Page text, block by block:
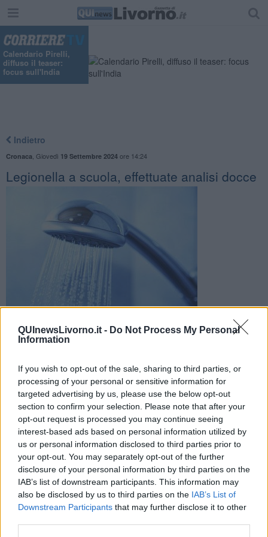
QUInewsLivorno.it - Do Not Process My Personal
Information
If you wish to opt-out of the sale, sharing to third parties, or
processing of your personal or sensitive information for
targeted advertising by us, please use the below opt-out
section to confirm your selection. Please note that after your
opt-out request is processed you may continue seeing
interest-based ads based on personal information utilized by
us or personal information disclosed to third parties prior to
your opt-out. You may separately opt-out of the further
disclosure of your personal information by third parties on the
IAB’s list of downstream participants. This information may
also be disclosed by us to third parties on the IAB’s List of
Downstream Participants that may further disclose it to other
Calendario Pirelli,
diffuso il teaser:
focus sull'India
Indietro
Cronaca Giovedì 19 Settembre 2024ore 14:24
Legionella a scuola, effettuate analisi docce
Il Comune di Colle ha difficoltà un avviso per informare sulla
situazione alla scuola dell'infanzia
COLLESALVETTI —Il Comune di Collesalvetti ha diffuso un
aggiornamento sul caso di legionella che si è verificato alla scuola
d'infanzia ex Castello.
"La Asl ha effettuato i campionamenti delle acque dalle doccette
presenti nella struttura, che non potranno essere utilizzate fino ai
risultati delle analisi", si legge in una nota.